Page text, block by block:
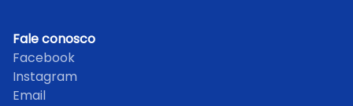
Fale conosco
Facebook
Instagram
Email